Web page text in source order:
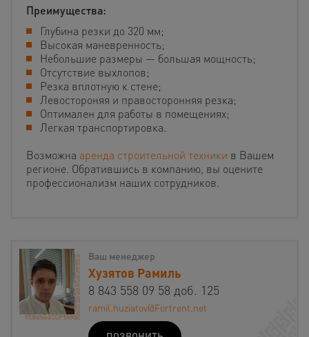
Преимущества:
Глубина резки до 320 мм;
Высокая маневренность;
Небольшие размеры — большая мощность;
Отсутствие выхлопов;
Резка вплотную к стене;
Левостороняя и правосторонняя резка;
Оптимален для работы в помещениях;
Легкая транспортировка.
Возможна аренда строительной техники в Вашем
регионе. Обратившись в компанию, вы оцените
профессионализм наших сотрудников.
Ваш менеджер
Хузятов Рамиль
8 843 558 09 58 доб. 125
ramil.huziatov@Fortrent.net